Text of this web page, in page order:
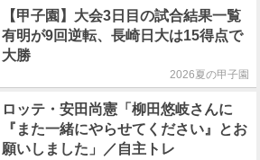
【甲子園】大会3日目の試合結果一覧
有明が9回逆転、長崎日大は15得点で
大勝
2026夏の甲子園
ロッテ・安田尚憲「柳田悠岐さんに
『また一緒にやらせてください』とお
願いしました」／自主トレ